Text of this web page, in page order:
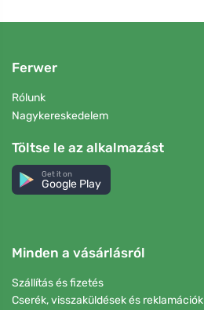
Ferwer
Rólunk
Nagykereskedelem
Töltse le az alkalmazást
Get it on
Google Play
Minden a vásárlásról
Szállítás és fizetés
Cserék, visszaküldések és reklamációk